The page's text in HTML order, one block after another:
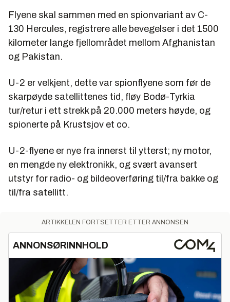
Flyene skal sammen med en spionvariant av C-
130 Hercules, registrere alle bevegelser i det 1500
kilometer lange fjellområdet mellom Afghanistan
og Pakistan.
U-2 er velkjent, dette var spionflyene som før de
skarpøyde satellittenes tid, fløy Bodø-Tyrkia
tur/retur i ett strekk på 20.000 meters høyde, og
spionerte på Krustsjov et co.
U-2-flyene er nye fra innerst til ytterst; ny motor,
en mengde ny elektronikk, og svært avansert
utstyr for radio- og bildeoverføring til/fra bakke og
til/fra satellitt.
ARTIKKELEN FORTSETTER ETTER ANNONSEN
ANNONSØRINNHOLD